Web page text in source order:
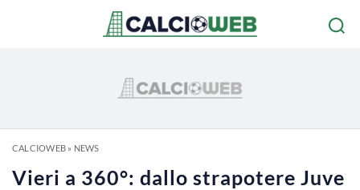
CALCIOWEB» NEWS
Vieri a 360°: dallo strapotere Juve